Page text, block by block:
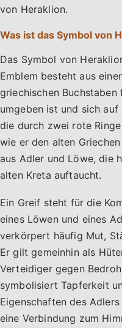
von Heraklion.
Was ist das Symbol von
Das Symbol von
Emblem besteht aus
griechischen
umgeben ist und sich
die durch zwei rote
wie er den alten
aus Adler und Löwe, die
alten Kreta auftaucht.
Ein Greif steht für die
eines Löwen und eines
verkörpert häufig Mut,
Er gilt gemeinhin als
Verteidiger gegen
symbolisiert Tapferkeit
Eigenschaften des
eine Verbindung zum